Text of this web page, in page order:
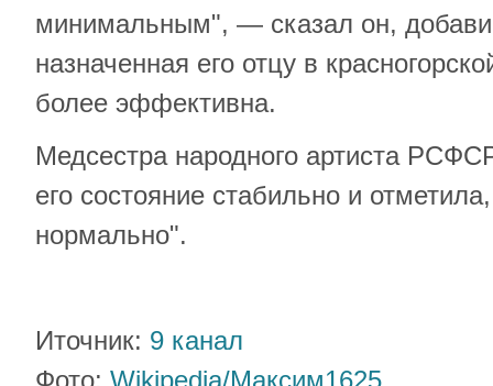
минимальным", — сказал он,
назначенная его отцу в
более эффективна.
Медсестра народного артиста
его состояние стабильно и
нормально".
Иточник: 9 канал
Фото: Wikipedia/Максим1625